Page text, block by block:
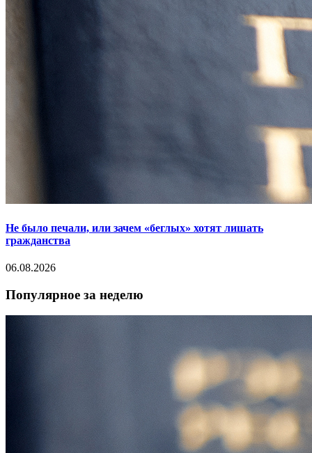
Не было печали, или зачем «беглых» хотят лишать
гражданства
06.08.2026
Популярное за неделю